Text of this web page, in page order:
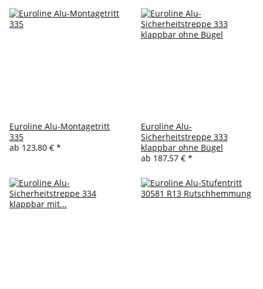
Euroline Alu-Montagetritt
335
ab 123,80 € *
Euroline Alu-
Sicherheitstreppe 333
klappbar ohne Bügel
ab 187,57 € *